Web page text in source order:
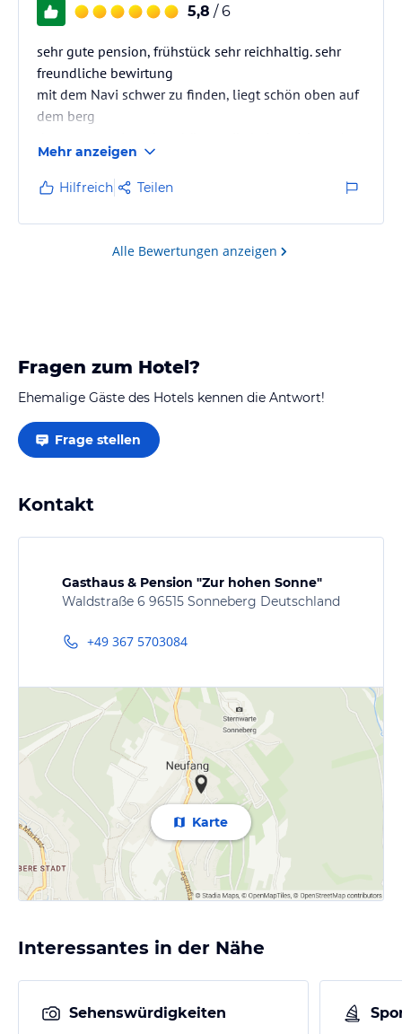
5,8 / 6
sehr gute pension, frühstück sehr reichhaltig. sehr
freundliche bewirtung
mit dem Navi schwer zu finden, liegt schön oben auf
dem berg
frühstückszimmer, mit musikbox
Mehr anzeigen
Hilfreich Teilen
Alle Bewertungen anzeigen
Fragen zum Hotel?
Ehemalige Gäste des Hotels kennen die Antwort!
Frage stellen
Kontakt
Gasthaus & Pension "Zur hohen Sonne"
Waldstraße 6 96515 Sonneberg Deutschland
+49 367 5703084
Karte
Interessantes in der Nähe
Sehenswürdigkeiten